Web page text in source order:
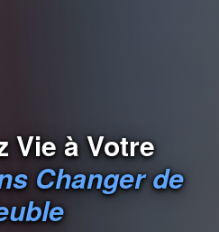
Vie à Votre
Changer de